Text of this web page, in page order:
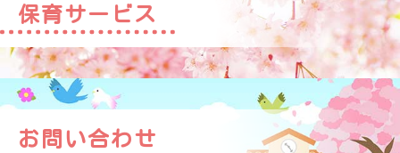
保育サービス
お問い合わせ